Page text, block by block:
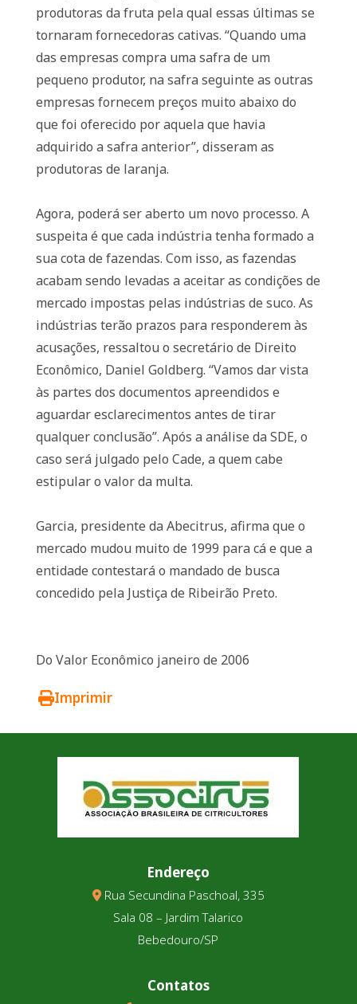
produtoras da fruta pela qual essas últimas se
tornaram fornecedoras cativas. “Quando uma
das empresas compra uma safra de um
pequeno produtor, na safra seguinte as outras
empresas fornecem preços muito abaixo do
que foi oferecido por aquela que havia
adquirido a safra anterior”, disseram as
produtoras de laranja.
Agora, poderá ser aberto um novo processo. A
suspeita é que cada indústria tenha formado a
sua cota de fazendas. Com isso, as fazendas
acabam sendo levadas a aceitar as condições de
mercado impostas pelas indústrias de suco. As
indústrias terão prazos para responderem às
acusações, ressaltou o secretário de Direito
Econômico, Daniel Goldberg. “Vamos dar vista
às partes dos documentos apreendidos e
aguardar esclarecimentos antes de tirar
qualquer conclusão”. Após a análise da SDE, o
caso será julgado pelo Cade, a quem cabe
estipular o valor da multa.
Garcia, presidente da Abecitrus, afirma que o
mercado mudou muito de 1999 para cá e que a
entidade contestará o mandado de busca
concedido pela Justiça de Ribeirão Preto.
Do Valor Econômico janeiro de 2006
Imprimir
Endereço
Rua Secundina Paschoal, 335
Sala 08 – Jardim Talarico
Bebedouro/SP
Contatos